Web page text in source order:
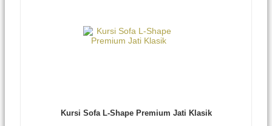
Kursi Sofa L-Shape Premium Jati Klasik